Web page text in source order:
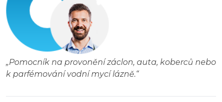
„Pomocník na provonění záclon, auta, koberců nebo
k parfémování vodní mycí lázně.“